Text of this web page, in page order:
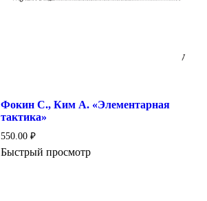
Фокин С., Ким А. «Элементарная
тактика»
550.00₽
Быстрый просмотр